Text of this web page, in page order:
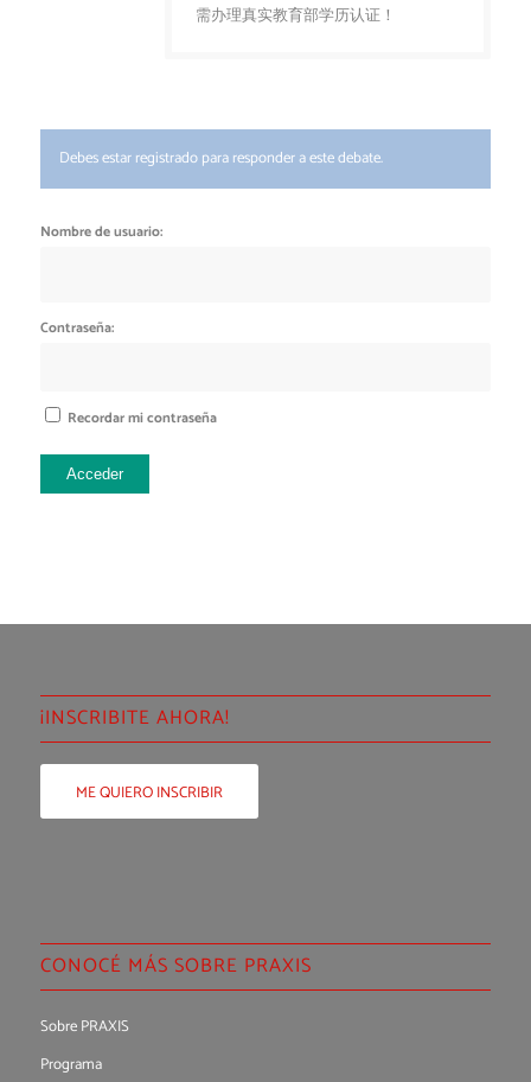
需办理真实教育部学历认证！
Debes estar registrado para responder a este debate.
Nombre de usuario:
Contraseña:
Recordar mi contraseña
Acceder
¡INSCRIBITE AHORA!
ME QUIERO INSCRIBIR
CONOCÉ MÁS SOBRE PRAXIS
Sobre PRAXIS
Programa